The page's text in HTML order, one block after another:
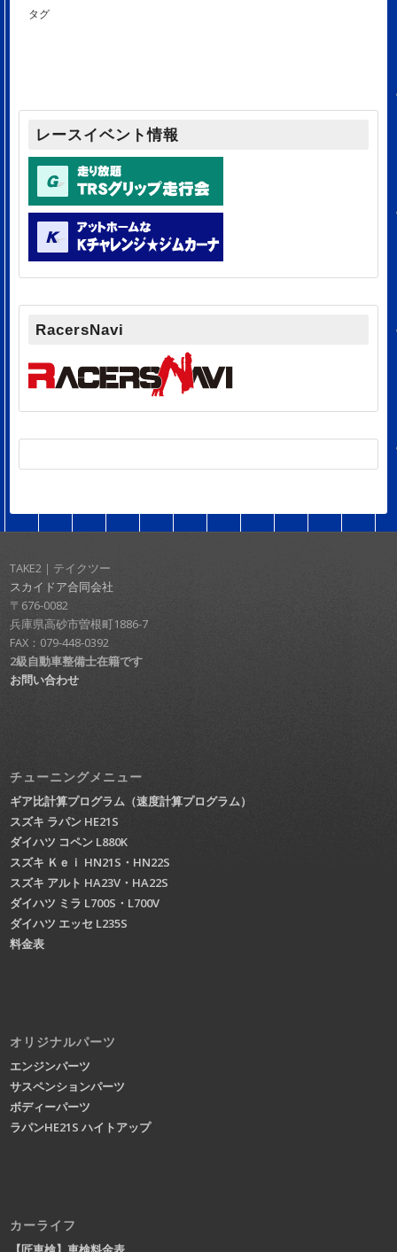
タグ
レースイベント情報
RacersNavi
TAKE2｜テイクツー
スカイドア合同会社
〒676-0082
兵庫県高砂市曽根町1886-7
FAX：079-448-0392
2級自動車整備士在籍です
お問い合わせ
チューニングメニュー
ギア比計算プログラム（速度計算プログラム）
スズキ ラパン HE21S
ダイハツ コペン L880K
スズキ Ｋｅｉ HN21S・HN22S
スズキ アルト HA23V・HA22S
ダイハツ ミラ L700S・L700V
ダイハツ エッセ L235S
料金表
オリジナルパーツ
エンジンパーツ
サスペンションパーツ
ボディーパーツ
ラパンHE21S ハイトアップ
カーライフ